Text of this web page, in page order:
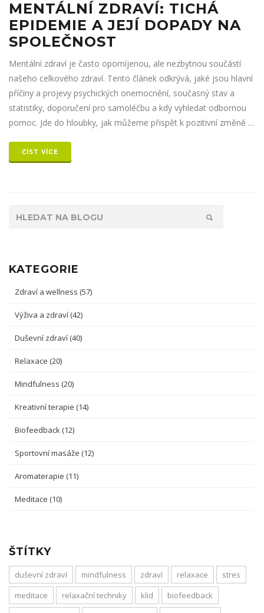
MENTÁLNÍ ZDRAVÍ: TICHÁ
EPIDEMIE A JEJÍ DOPADY NA
SPOLEČNOST
Mentální zdraví je často opomíjenou, ale nezbytnou součástí
našeho celkového zdraví. Tento článek odkrývá, jaké jsou hlavní
příčiny a projevy psychických onemocnění, současný stav a
statistiky, doporučení pro samoléčbu a kdy vyhledat odbornou
pomoc. Jde do hloubky, jak můžeme přispět k pozitivní změně v
které se s tímto tématem často pojí.
ČÍST VÍCE
KATEGORIE
Zdraví a wellness (57)
Výživa a zdraví (42)
Duševní zdraví (40)
Relaxace (20)
Mindfulness (20)
Kreativní terapie (14)
Biofeedback (12)
Sportovní masáže (12)
Aromaterapie (11)
Meditace (10)
ŠTÍTKY
duševní zdraví mindfulness zdraví relaxace
stres
meditace
relaxační techniky klid
biofeedback